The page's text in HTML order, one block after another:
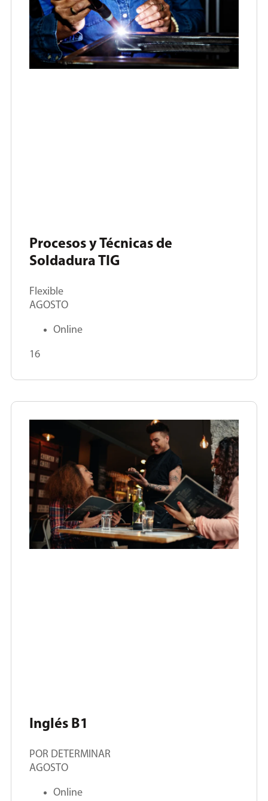
Procesos y Técnicas de
Soldadura TIG
Flexible
AGOSTO
Online
16
Inglés B1
POR DETERMINAR
AGOSTO
Online